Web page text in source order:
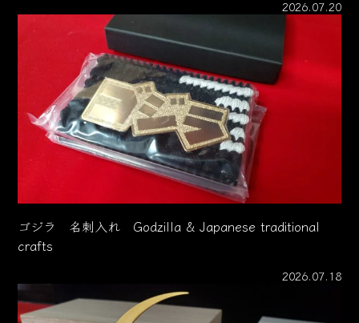
2026.07.20
ゴジラ 名刺入れ Godzilla & Japanese traditional
crafts
2026.07.18